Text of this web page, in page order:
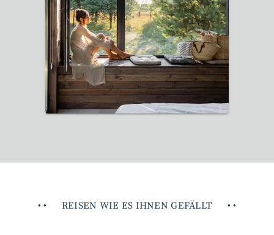
12 Reisen gefunden
• • REISEN WIE ES IHNEN GEFÄLLT • •